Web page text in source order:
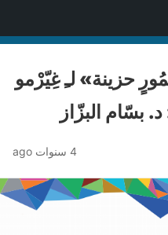
حزينة» لـِ غِيّرْمو
بسّام البزّاز
4 سنوات ago